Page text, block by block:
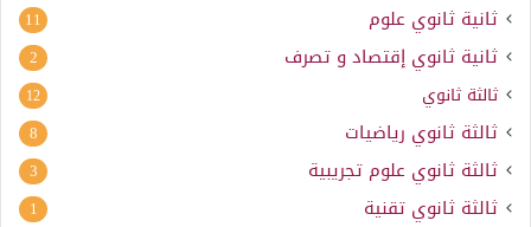
ثانية ثانوي علوم 11
ثانية ثانوي إقتصاد و تصرف 2
ثالثة ثانوي 12
ثالثة ثانوي رياضيات 8
ثالثة ثانوي علوم تجريبية 3
ثالثة ثانوي تقنية 1